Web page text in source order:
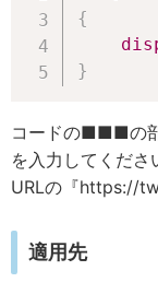
{
}
コードの■■■の
を入力してくだ
URLの『https://
適用先